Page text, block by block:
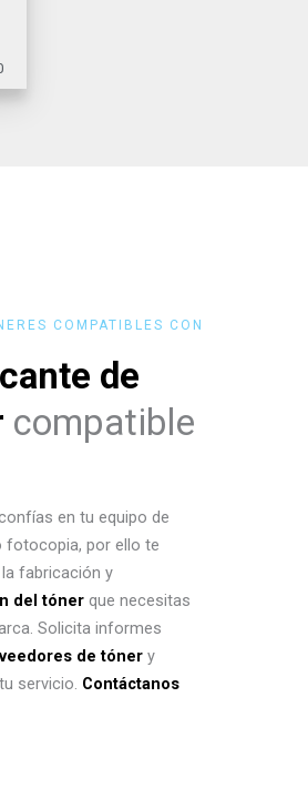
COMPATIBLES CON
de
compatible
en tu equipo de
fotocopia, por ello te
fabricación y
del tóner que necesitas
Solicita informes
de tóner y
servicio. Contáctanos